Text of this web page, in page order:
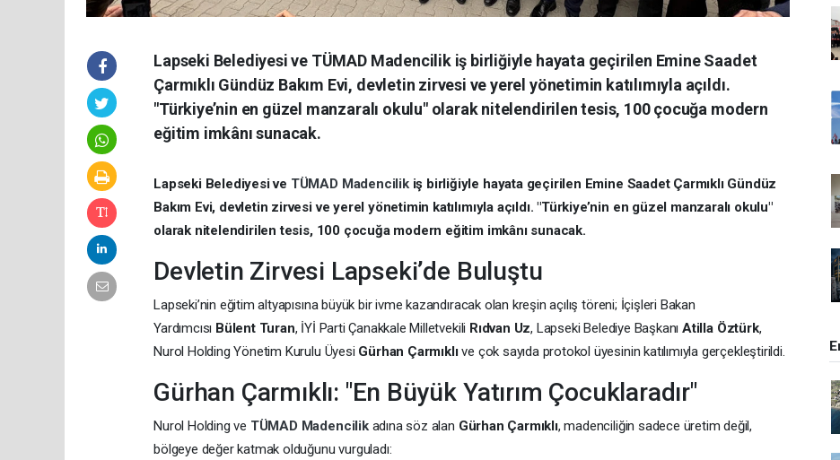
Lapseki Belediyesi ve TÜMAD Madencilik iş birliğiyle hayata geçirilen Emine Saadet
Çarmıklı Gündüz Bakım Evi, devletin zirvesi ve yerel yönetimin katılımıyla açıldı.
"Türkiye’nin en güzel manzaralı okulu" olarak nitelendirilen tesis, 100 çocuğa modern
eğitim imkânı sunacak.
Lapseki Belediyesi ve TÜMAD Madencilik iş birliğiyle hayata geçirilen Emine Saadet Çarmıklı Gündüz
Bakım Evi, devletin zirvesi ve yerel yönetimin katılımıyla açıldı. "Türkiye’nin en güzel manzaralı okulu"
olarak nitelendirilen tesis, 100 çocuğa modern eğitim imkânı sunacak.
Devletin Zirvesi Lapseki’de Buluştu
Lapseki’nin eğitim altyapısına büyük bir ivme kazandıracak olan kreşin açılış töreni; İçişleri Bakan
Yardımcısı Bülent Turan, İYİ Parti Çanakkale Milletvekili Rıdvan Uz, Lapseki Belediye BaşkanıAtilla Öztürk,
Nurol Holding Yönetim Kurulu Üyesi Gürhan Çarmıklıve çok sayıda protokol üyesinin katılımıyla gerçekleştirildi.
Gürhan Çarmıklı: "En Büyük Yatırım Çocuklaradır"
Nurol Holding ve TÜMAD Madencilik adına söz alan Gürhan Çarmıklı, madenciliğin sadece üretim değil,
bölgeye değer katmak olduğunu vurguladı: